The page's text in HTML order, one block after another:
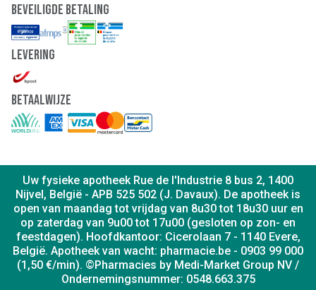
Beveiligde Betaling
Levering
Betaalwijze
Uw fysieke apotheek Rue de l'Industrie 8 bus 2, 1400
Nijvel, België - APB 525 502 (J. Davaux). De apotheek is
open van maandag tot vrijdag van 8u30 tot 18u30 uur en
op zaterdag van 9u00 tot 17u00 (gesloten op zon- en
feestdagen). Hoofdkantoor: Cicerolaan 7 - 1140 Evere,
België. Apotheek van wacht: pharmacie.be - 0903 99 000
(1,50 €/min). ©Pharmacies by Medi-Market Group NV /
Ondernemingsnummer: 0548.663.375